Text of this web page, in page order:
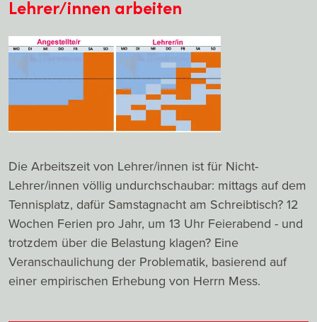
Lehrer/innen arbeiten
Die Arbeitszeit von Lehrer/innen ist für Nicht-
Lehrer/innen völlig undurchschaubar: mittags auf dem
Tennisplatz, dafür Samstagnacht am Schreibtisch? 12
Wochen Ferien pro Jahr, um 13 Uhr Feierabend - und
trotzdem über die Belastung klagen? Eine
Veranschaulichung der Problematik, basierend auf
einer empirischen Erhebung von Herrn Mess.